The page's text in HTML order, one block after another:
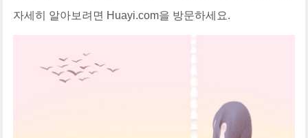
자세히 알아보려면 Huayi.com을 방문하세요.